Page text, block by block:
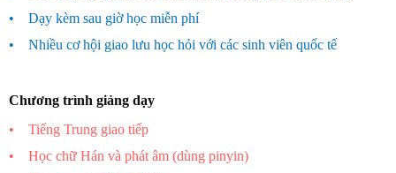
•
Dạy kèm sau giờ học miễn phí
•
Nhiều cơ hội giao lưu học hỏi với các sinh viên quốc tế
Chương trình giảng dạy
•
Tiếng Trung giao tiếp
•
Học chữ Hán và phát âm (dùng pinyin)